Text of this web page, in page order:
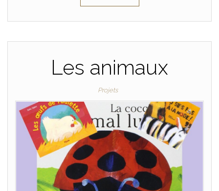
Les animaux
Projets